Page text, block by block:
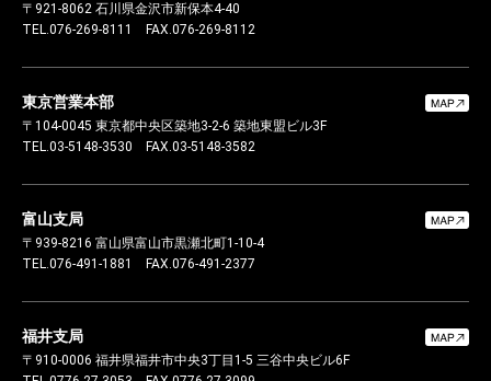
〒921-8062 石川県金沢市新保本4-40
TEL.076-269-8111
FAX.076-269-8112
東京営業本部
〒104-0045 東京都中央区築地3-2-6 築地東盟ビル3F
TEL.03-5148-3530
FAX.03-5148-3582
富山支局
〒939-8216 富山県富山市黒瀬北町1-10-4
TEL.076-491-1881
FAX.076-491-2377
福井支局
〒910-0006 福井県福井市中央3丁目1-5 三谷中央ビル6F